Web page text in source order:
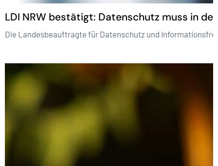
LDI NRW bestätigt: Datenschutz muss in
Die Landesbeauftragte für Datenschutz und